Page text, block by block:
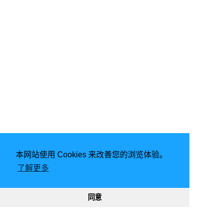
本网站使用 Cookies 来改善您的浏览体验。
了解更多
同意
2020 - 2025
8405